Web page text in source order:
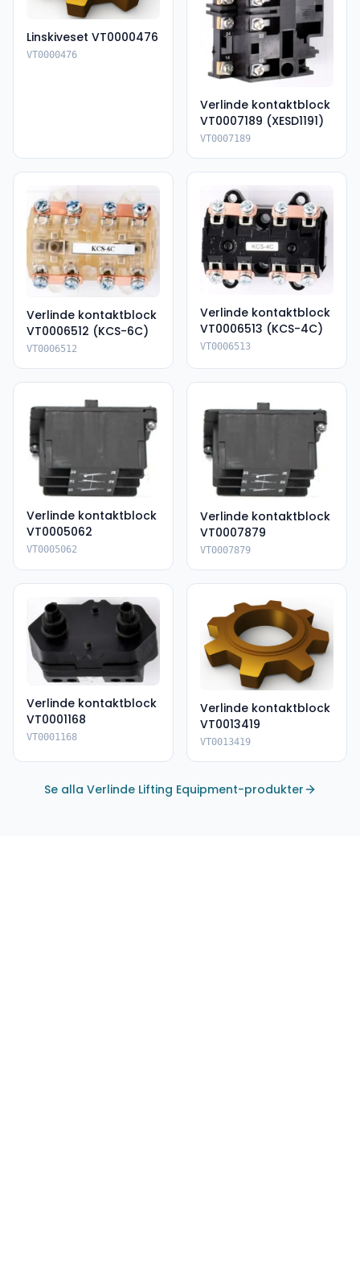
Linskiveset VT0000476
VT0000476
Verlinde kontaktblock
VT0007189 (XESD1191)
VT0007189
Verlinde kontaktblock
VT0006512 (KCS-6C)
VT0006512
Verlinde kontaktblock
VT0006513 (KCS-4C)
VT0006513
Verlinde kontaktblock
VT0005062
VT0005062
Verlinde kontaktblock
VT0007879
VT0007879
Verlinde kontaktblock
VT0001168
VT0001168
Verlinde kontaktblock
VT0013419
VT0013419
Se alla Verlinde Lifting Equipment-produkter